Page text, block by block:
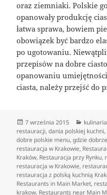
oraz ziemniaki. Polskie
opanowały produkcję
łatwa sprawa, bowiem
obowiązek być bardzo
po ugotowaniu.
przepisów na dobre
opanowaniu
ciasta, należy przejść do
Data
publikacji
7 września 2015 Kategorie
kulinaria
restauracji,dania polskiej kuchni,
dobre polskie menu,gdzie
restauracja w Krakowie,
Kraków, Restauracja przy Rynku,
restauracja w Krakowie,
restauracja z polską kuchnią
Restaurants in Main Market,
krakow, Restaurants near Main